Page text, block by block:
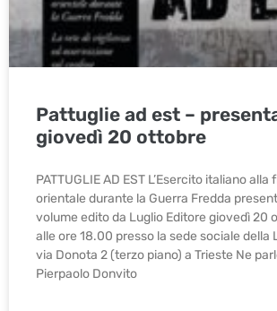
Pattuglie ad est –
giovedì 20 ottobre
PATTUGLIE AD EST L’Esercito italiano alla
orientale durante la Guerra Fredda
volume edito da Luglio Editore giovedì 20
alle ore 18.00 presso la sede sociale della
via Donota 2 (terzo piano) a Trieste Ne
Pierpaolo Donvito